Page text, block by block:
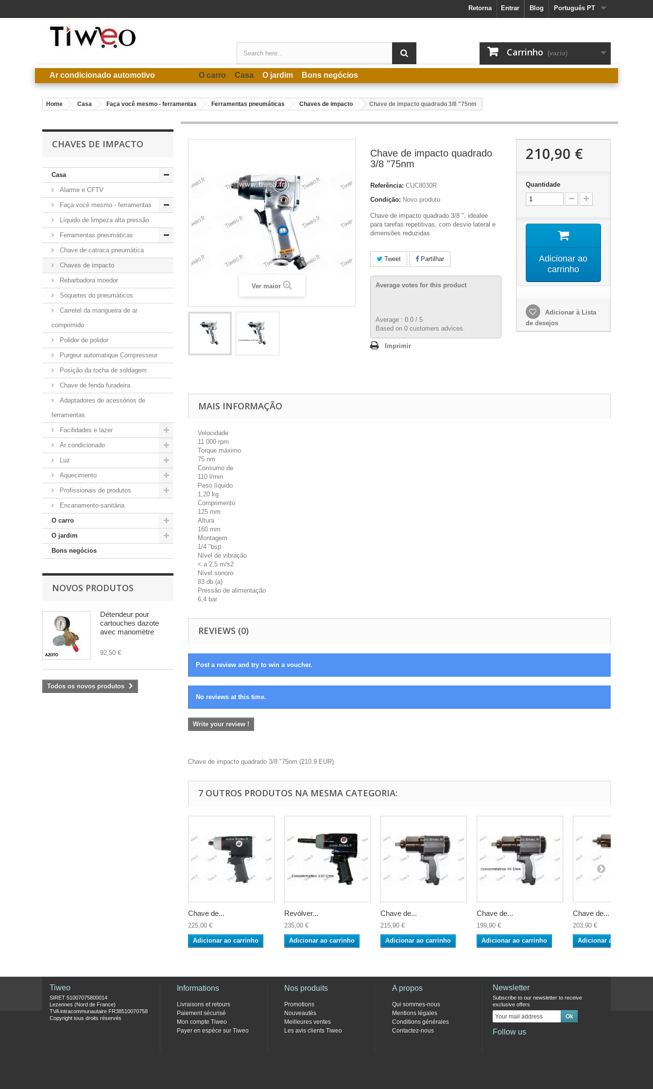
Português PT
Blog
Entrar
Retorna
Carrinho (vazio)
Ar condicionado automotivo O carro Casa O jardim Bons negócios
Home Casa Faça você mesmo - ferramentas Ferramentas pneumáticas Chaves de impacto Chave de impacto quadrado 3/8 "75nm
CHAVES DE IMPACTO
Casa
Alarme e CFTV
Faça você mesmo - ferramentas
Líquido de limpeza alta pressão
Ferramentas pneumáticas
Chave de catraca pneumática
Chaves de impacto
Rebarbadora moedor
Soquetes do pneumáticos
Carretel da mangueira de ar
comprimido
Polidor de polidor
Purgeur automatique Compresseur
Posição da tocha de soldagem
Chave de fenda furadeira
Adaptadores de acessórios de
ferramentas
Facilidades e lazer
Ar condicionado
Luz
Aquecimento
Profissionais de produtos
Encanamento-sanitária
O carro
O jardim
Bons negócios
NOVOS PRODUTOS
Détendeur pour
cartouches dazote
avec manomètre
92,50 €
Todos os novos produtos
Ver maior
Chave de impacto quadrado
3/8 "75nm
Referência: CUC8030R
Condição: Novo produto
Chave de impacto quadrado 3/8 ", idealee
para tarefas repetitivas, com desvio lateral e
dimensões reduzidas
Tweet Partilhar
Average votes for this product
Average : 0.0 / 5
Based on 0 customers advices.
Imprimir
210,90 €
Quantidade
Adicionar ao
carrinho
Adicionar à Lista
de desejos
MAIS INFORMAÇÃO
Velocidade
11 000 rpm
Torque máximo
75 nm
Consumo de
110 l/min
Peso líquido
1,20 kg
Comprimento
125 mm
Altura
160 mm
Montagem
1/4 "bsp
Nível de vibração
< a 2,5 m/s2
Nível sonoro
83 db (a)
Pressão de alimentação
6,4 bar
REVIEWS (0)
Post a review and try to win a voucher.
No reviews at this time.
Write your review !
Chave de impacto quadrado 3/8 "75nm (210.9 EUR)
7 OUTROS PRODUTOS NA MESMA CATEGORIA:
Chave de...
225,00 €
Adicionar ao carrinho
Revólver...
235,00 €
Adicionar ao carrinho
Chave de...
215,90 €
Adicionar ao carrinho
Chave de...
199,90 €
Adicionar ao carrinho
Chave de...
203,90 €
Adicionar ao carrinho
Tiweo
SIRET 51007075800014
Lezennes (Nord de France)
TVA intracommunautaire FR38510070758
Copyright tous droits réservés
Informations
Livraisons et retours
Paiement sécurisé
Mon compte Tiweo
Payer en espèce sur Tiweo
Nos produits
Promotions
Nouveautés
Meilleures ventes
Les avis clients Tiweo
A propos
Qui sommes-nous
Mentions légales
Conditions générales
Contactez-nous
Newsletter
Subscribe to our newsletter to receive
exclusive offers
Follow us